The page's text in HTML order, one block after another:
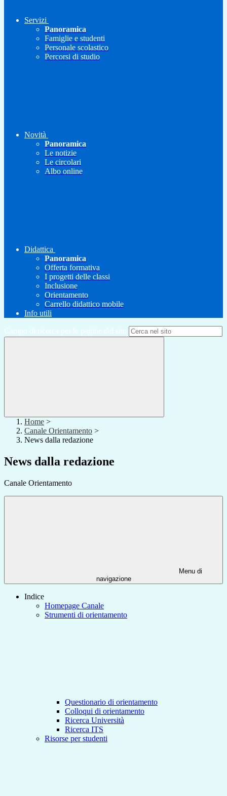
Servizi
Panoramica
Famiglie e studenti
Personale scolastico
Percorsi di studio
Novità
Panoramica
Le notizie
Le circolari
Albo online
Didattica
Panoramica
Offerta formativa
I progetti delle classi
Inclusione
Orientamento
Carrello didattico mobile
Info utili
Campo di ricerca per le pagine del sito
Home >
Canale Orientamento >
News dalla redazione
News dalla redazione
Canale Orientamento
Menu di
navigazione
Indice
Homepage Canale
Strumenti di orientamento
Questionario di orientamento
Colloqui di orientamento
Ricerca Università
Ricerca ITS
Risorse per studenti